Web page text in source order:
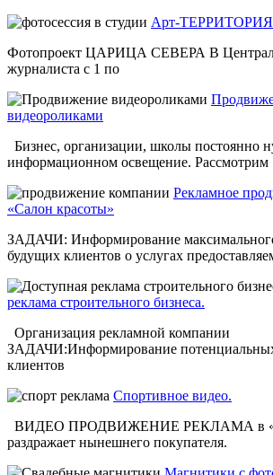
Арт-ТЕРРИТОРИЯ
Фотопроект ЦАРИЦА СЕВЕРА В
журналиста с 1 по
видеороликами
Бизнес, организации, школы постоянно
информационном освещение. Рассмотрим
Рекламное
«Салон красоты»
ЗАДАЧИ: Информирование
будущих клиентов о услугах
реклама строительного бизнеса.
Организация рекламной компании
ЗАДАЧИ:Информирование потенциальных
клиентов
Спортивное видео.
ВИДЕО ПРОДВИЖЕНИЕ РЕКЛАМА в
раздражает нынешнего покупателя.